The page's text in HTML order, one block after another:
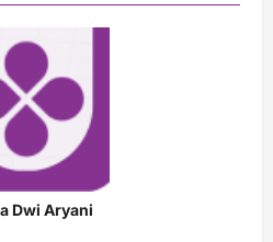
Dwi Aryani